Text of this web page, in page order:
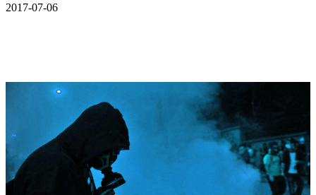
2017-07-06